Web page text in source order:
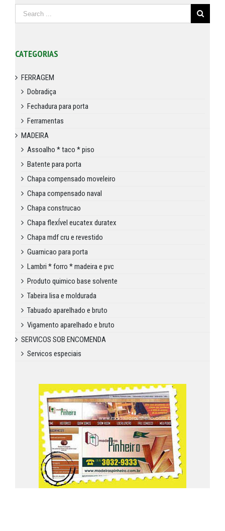
CATEGORIAS
FERRAGEM
Dobradiça
Fechadura para porta
Ferramentas
MADEIRA
Assoalho * taco * piso
Batente para porta
Chapa compensado moveleiro
Chapa compensado naval
Chapa construcao
Chapa flexÍvel eucatex duratex
Chapa mdf cru e revestido
Guarnicao para porta
Lambri * forro * madeira e pvc
Produto quimico base solvente
Tabeira lisa e moldurada
Tabuado aparelhado e bruto
Vigamento aparelhado e bruto
SERVICOS SOB ENCOMENDA
Servicos especiais